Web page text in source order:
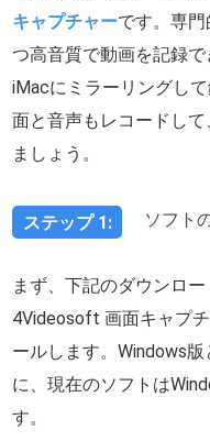
キャプチャーです。専
つ高音質で動画を記録
iMacにミラーリングし
面と音声もレコードし
ましょう。
ステップ 1: ソフト
まず、下記のダウンロ
4Videosoft 画面キャプ
ールします。Windows
に、現在のソフトは
す。